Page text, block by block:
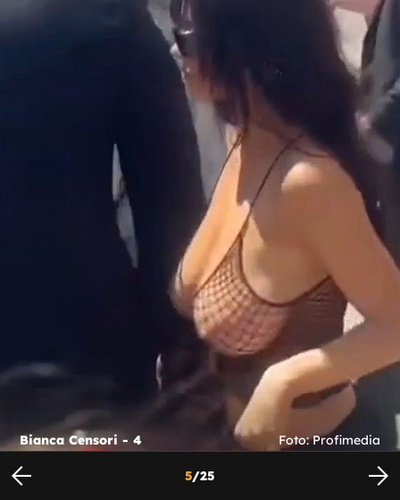
Bianca Censori - 4 Foto: Profimedia
5/25